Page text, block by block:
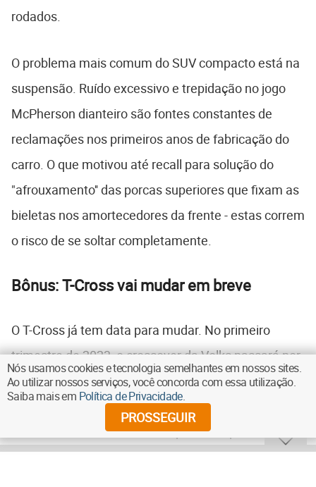
rodados.
O problema mais comum do SUV compacto está na
suspensão. Ruído excessivo e trepidação no jogo
McPherson dianteiro são fontes constantes de
reclamações nos primeiros anos de fabricação do
carro. O que motivou até recall para solução do
"afrouxamento'' das porcas superiores que fixam as
bieletas nos amortecedores da frente - estas correm
o risco de se soltar completamente.
Bônus: T-Cross vai mudar em breve
O T-Cross já tem data para mudar. No primeiro
trimestre de 2023, o crossover da Volks passará por
sua primeira reestilização de meia-vida. Estão
previstas alterações na grade dianteira, nos faróis -
com mais uso de LEDS - e no para-choque.
Nós usamos cookies e tecnologia semelhantes em nossos sites.
Ao utilizar nossos serviços, você concorda com essa utilização.
Saiba mais em Política de Privacidade.
PROSSEGUIR